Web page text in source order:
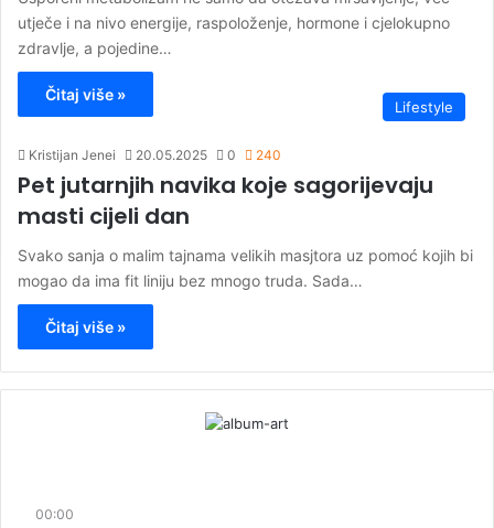
utječe i na nivo energije, raspoloženje, hormone i cjelokupno
zdravlje, a pojedine…
Čitaj više »
Lifestyle
Kristijan Jenei 20.05.2025 0 240
Pet jutarnjih navika koje sagorijevaju
masti cijeli dan
Svako sanja o malim tajnama velikih masjtora uz pomoć kojih bi
mogao da ima fit liniju bez mnogo truda. Sada…
Čitaj više »
00:00